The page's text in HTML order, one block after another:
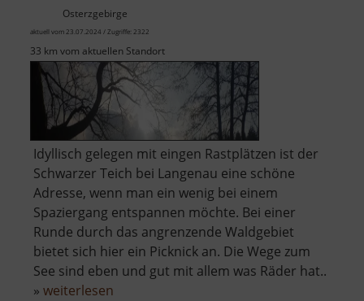
Osterzgebirge
aktuell vom 23.07.2024 / Zugriffe: 2322
33 km vom aktuellen Standort
Idyllisch gelegen mit eingen Rastplätzen ist der
Schwarzer Teich bei Langenau eine schöne
Adresse, wenn man ein wenig bei einem
Spaziergang entspannen möchte. Bei einer
Runde durch das angrenzende Waldgebiet
bietet sich hier ein Picknick an. Die Wege zum
See sind eben und gut mit allem was Räder hat..
» weiterlesen